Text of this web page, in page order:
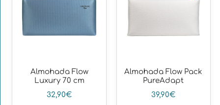
Almohada Flow
Luxury 70 cm
32,90€
Almohada Flow Pack
PureAdapt
39,90€